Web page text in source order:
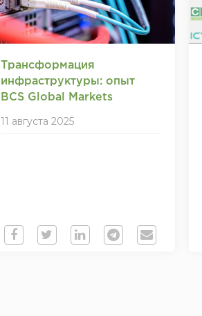
Трансформация
инфраструктуры: опыт
BCS Global Markets
11 августа 2025